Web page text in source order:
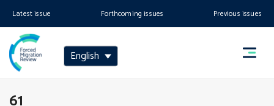
Latest issue Forthcoming issues Previous issues
English